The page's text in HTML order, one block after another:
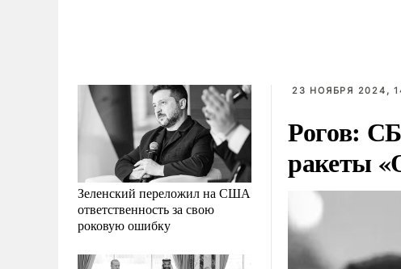
Зеленский переложил на США
ответственность за свою
роковую ошибку
23 НОЯБРЯ 2024,
Рогов:
ракеты